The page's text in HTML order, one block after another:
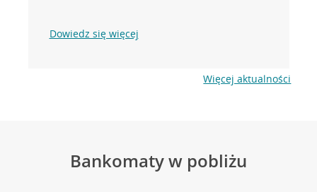
Dowiedz się więcej
Więcej aktualności
Bankomaty w pobliżu